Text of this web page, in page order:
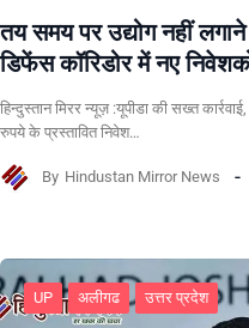
तय समय पर उद्योग नहीं
डिफेंस कॉरिडोर में नए
हिन्दुस्तान मिरर न्यूज़ :यूपीडा की सख्त
रुपये के प्रस्तावित निवेश…
By Hindustan Mirror News
UP अलीगढ उत्तर प्रदेश